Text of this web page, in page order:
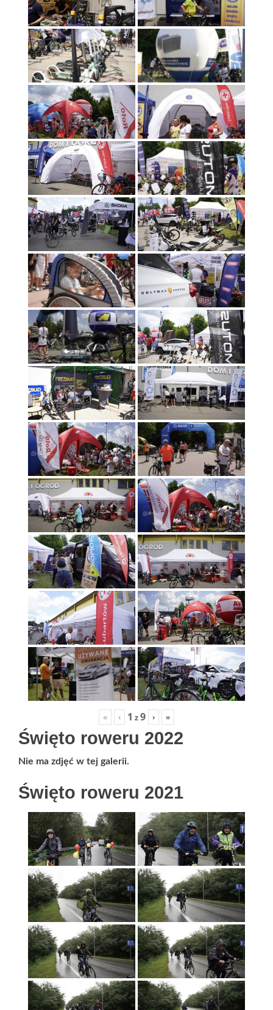
« ‹ 1 z9 › »
Święto roweru 2022
Nie ma zdjęć w tej galerii.
Święto roweru 2021